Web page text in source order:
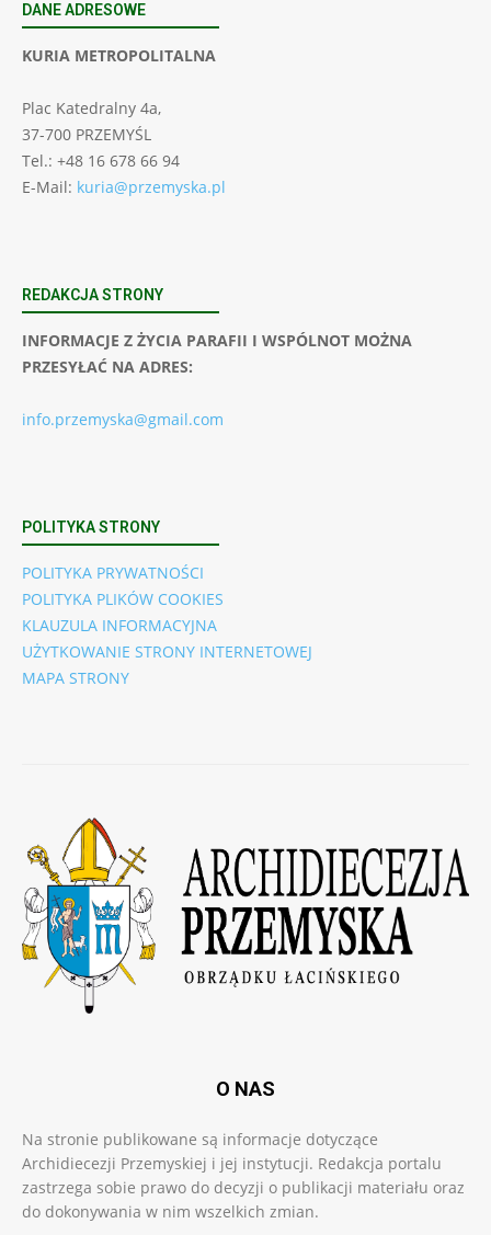
DANE ADRESOWE
KURIA METROPOLITALNA
Plac Katedralny 4a,
37-700 PRZEMYŚL
Tel.: +48 16 678 66 94
E-Mail: kuria@przemyska.pl
REDAKCJA STRONY
INFORMACJE Z ŻYCIA PARAFII I WSPÓLNOT MOŻNA
PRZESYŁAĆ NA ADRES:
info.przemyska@gmail.com
POLITYKA STRONY
POLITYKA PRYWATNOŚCI
POLITYKA PLIKÓW COOKIES
KLAUZULA INFORMACYJNA
UŻYTKOWANIE STRONY INTERNETOWEJ
MAPA STRONY
O NAS
Na stronie publikowane są informacje dotyczące
Archidiecezji Przemyskiej i jej instytucji. Redakcja portalu
zastrzega sobie prawo do decyzji o publikacji materiału oraz
do dokonywania w nim wszelkich zmian.